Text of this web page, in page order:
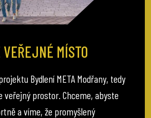
VEŘEJNÉ MÍSTO
Bydlení META Modřany, tedy
veřejný prostor. Chceme, abyste
a víme, že promyšlený